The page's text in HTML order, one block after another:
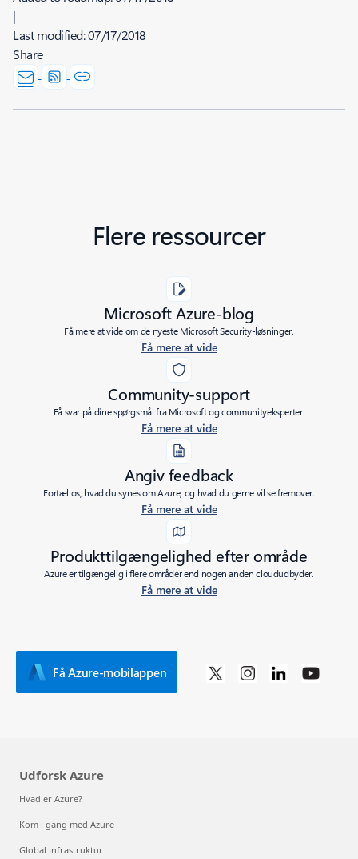
|
Last modified:07/17/2018
Share
Flere ressourcer
Microsoft Azure-blog
Få mere at vide om de nyeste Microsoft Security-løsninger.
Få mere at vide
Community-support
Få svar på dine spørgsmål fra Microsoft og communityeksperter.
Få mere at vide
Angiv feedback
Fortæl os, hvad du synes om Azure, og hvad du gerne vil se fremover.
Få mere at vide
Produkttilgængelighed efter område
Azure er tilgængelig i flere områder end nogen anden cloududbyder.
Få mere at vide
Få Azure-mobilappen
Udforsk Azure
Hvad er Azure?
Kom i gang med Azure
Global infrastruktur